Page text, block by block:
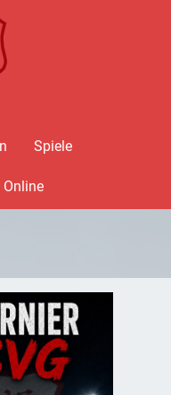
Spiele
Online